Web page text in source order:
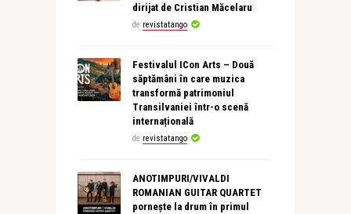
dirijat de Cristian Măcelaru
de revistatango
Festivalul ICon Arts – Două
săptămâni în care muzica
transformă patrimoniul
Transilvaniei într-o scenă
internațională
de revistatango
ANOTIMPURI/VIVALDI
ROMANIAN GUITAR QUARTET
pornește la drum în primul